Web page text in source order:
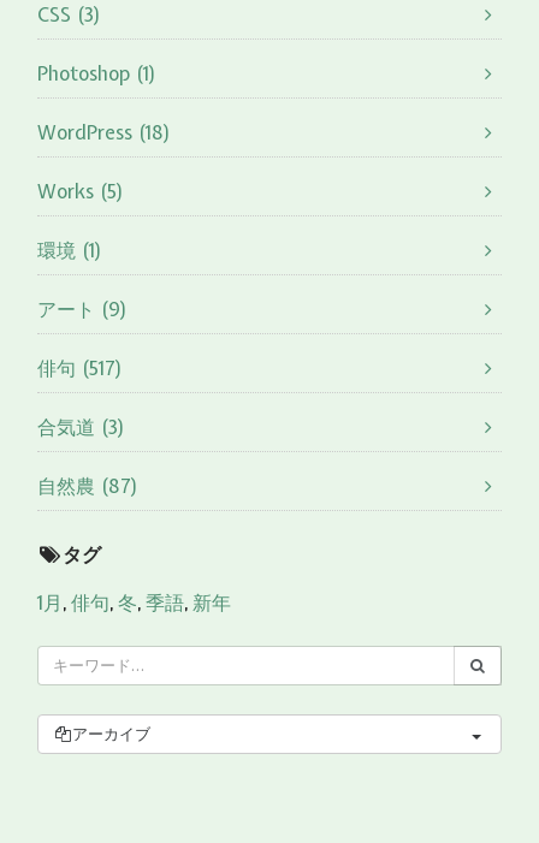
CSS (3)
Photoshop (1)
WordPress (18)
Works (5)
環境 (1)
アート (9)
俳句 (517)
合気道 (3)
自然農 (87)
タグ
1月,俳句,冬,季語, 新年
アーカイブ